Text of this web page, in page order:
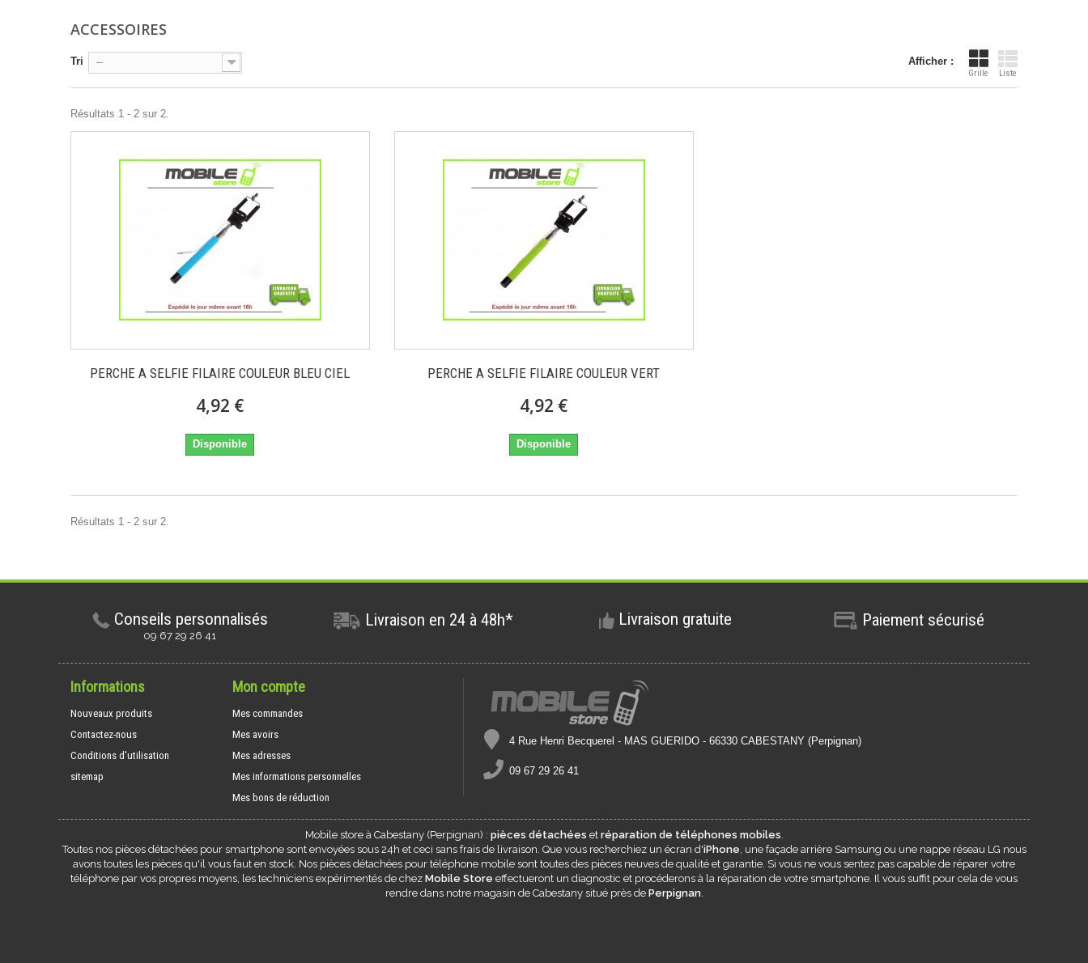
ACCESSOIRES
Afficher :
Grille Liste
Tri --
Résultats 1 - 2 sur 2.
PERCHE A SELFIE FILAIRE COULEUR BLEU CIEL
4,92 €
Disponible
PERCHE A SELFIE FILAIRE COULEUR VERT
4,92 €
Disponible
Résultats 1 - 2 sur 2.
Conseils personnalisés
09 67 29 26 41
Livraison en 24 à 48h* Livraison gratuite Paiement sécurisé
Informations
Nouveaux produits
Contactez-nous
Conditions d'utilisation
sitemap
Mon compte
Mes commandes
Mes avoirs
Mes adresses
Mes informations personnelles
Mes bons de réduction
4 Rue Henri Becquerel - MAS GUERIDO - 66330 CABESTANY (Perpignan)
09 67 29 26 41
Mobile store à Cabestany(Perpignan) : pièces détachées et réparation de téléphones mobiles.
Toutes nos pièces détachées pour smartphone sont envoyées sous 24h et ceci sans frais de livraison. Que vous recherchiez un écran d'iPhone, une façade arrière Samsung ou une nappe réseau LG nous
avons toutes les pièces qu'il vous faut en stock. Nos pièces détachées pour téléphone mobile sont toutes des pièces neuves de qualité et garantie. Si vous ne vous sentez pas capable de réparer votre
téléphone par vos propres moyens, les techniciens expérimentés de chez Mobile Store effectueront un diagnostic et procéderons à la réparation de votre smartphone. Il vous suffit pour cela de vous
rendre dans notre magasin de Cabestanysitué près de Perpignan.